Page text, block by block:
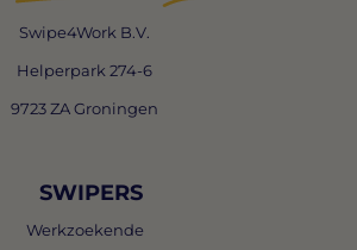
Swipe4Work B.V.
Helperpark 274-6
9723 ZA Groningen
SWIPERS
Werkzoekende